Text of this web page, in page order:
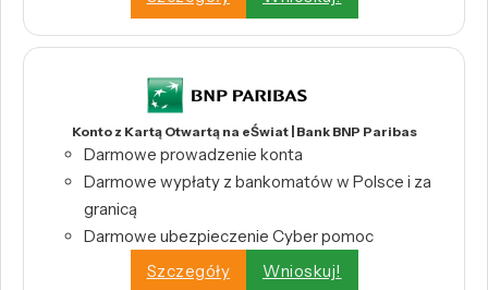
Konto z Kartą Otwartą na eŚwiat | Bank BNP Paribas
Darmowe prowadzenie konta
Darmowe wypłaty z bankomatów w Polsce i za
granicą
Darmowe ubezpieczenie Cyber pomoc
Szczegóły
Wnioskuj!